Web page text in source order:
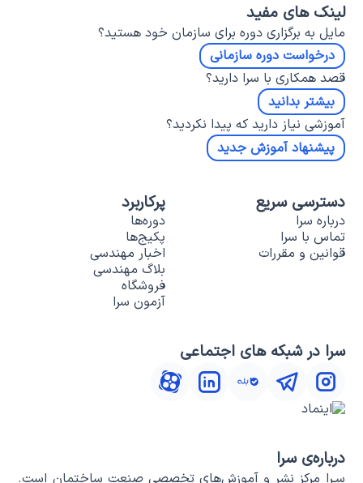
لینک های مفید
مایل به برگزاری دوره برای سازمان خود هستید؟
درخواست دوره سازمانی
قصد همکاری با سرا دارید؟
بیشتر بدانید
آموزشی نیاز دارید که پیدا نکردید؟
پیشنهاد آموزش جدید
دسترسی سریع
درباره سرا
تماس با سرا
قوانین و مقررات
پرکاربرد
دوره‌ها
پکیج‌ها
اخبار مهندسی
بلاگ مهندسی
فروشگاه
آزمون سرا
سرا در شبکه های اجتماعی
درباره‌ی سرا
سـرا مرکز نشر و آموزش‌های تخصصی صنعت ساختمان است.